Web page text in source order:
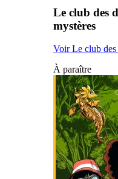
Le club des
mystères
Voir Le club des
À paraître